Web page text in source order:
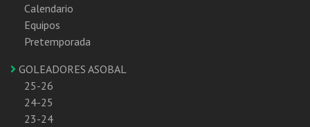
Calendario
Equipos
Pretemporada
GOLEADORES ASOBAL
25-26
24-25
23-24